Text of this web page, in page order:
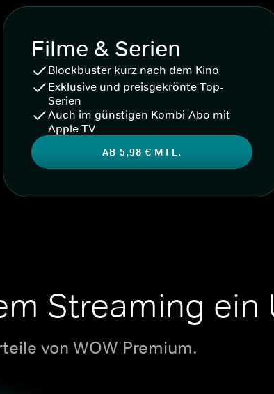
Filme & Serien
Blockbuster kurz nach dem Kino
Exklusive und preisgekrönte Top-
Serien
Auch im günstigen Kombi-Abo mit
Apple TV
AB 5,98 € MTL.
Streaming ein
von WOW Premium.